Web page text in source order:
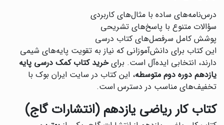
درس‌نامه‌های ساده با مثال‌های کاربردی
سؤالات متنوع با پاسخ‌های تشریحی
پوشش کامل سرفصل‌های کتاب درسی
این کتاب برای دانش‌آموزانی که نیاز به تقویت پایه‌های شیمی
دارند، انتخابی ایده‌آل است. برایخرید کتاب کمک درسی پایه
یازدهم دوره دوم متوسطه، این کتاب در سایت ایران بوک با
تخفیف‌های مناسب در دسترس است.
کتاب کار ریاضی یازدهم (انتشارات گاج)